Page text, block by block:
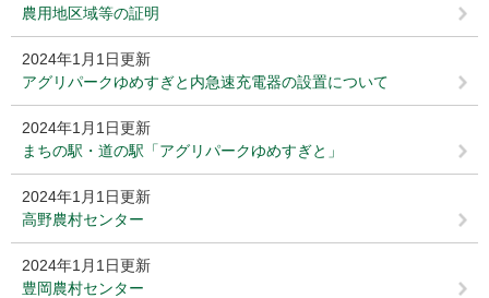
農用地区域等の証明
2024年1月1日更新
アグリパークゆめすぎと内急速充電器の設置について
2024年1月1日更新
まちの駅・道の駅「アグリパークゆめすぎと」
2024年1月1日更新
高野農村センター
2024年1月1日更新
豊岡農村センター